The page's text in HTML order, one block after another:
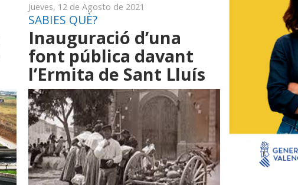
Jueves, 12 de Agosto de 2021
SABIES QUÈ?
Inauguració d’una
font pública davant
l’Ermita de Sant Lluís